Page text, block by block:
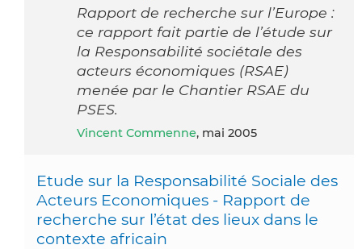
Rapport de recherche sur l’Europe :
ce rapport fait partie de l’étude sur
la Responsabilité sociétale des
acteurs économiques (RSAE)
menée par le Chantier RSAE du
PSES.
Vincent Commenne, mai 2005
Etude sur la Responsabilité Sociale des
Acteurs Economiques - Rapport de
recherche sur l’état des lieux dans le
contexte africain